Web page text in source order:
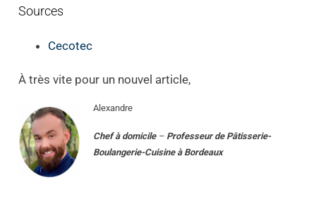
Sources
Cecotec
À très vite pour un nouvel article,
Alexandre
Chef à domicile– Professeur de Pâtisserie-
Boulangerie-Cuisine à Bordeaux